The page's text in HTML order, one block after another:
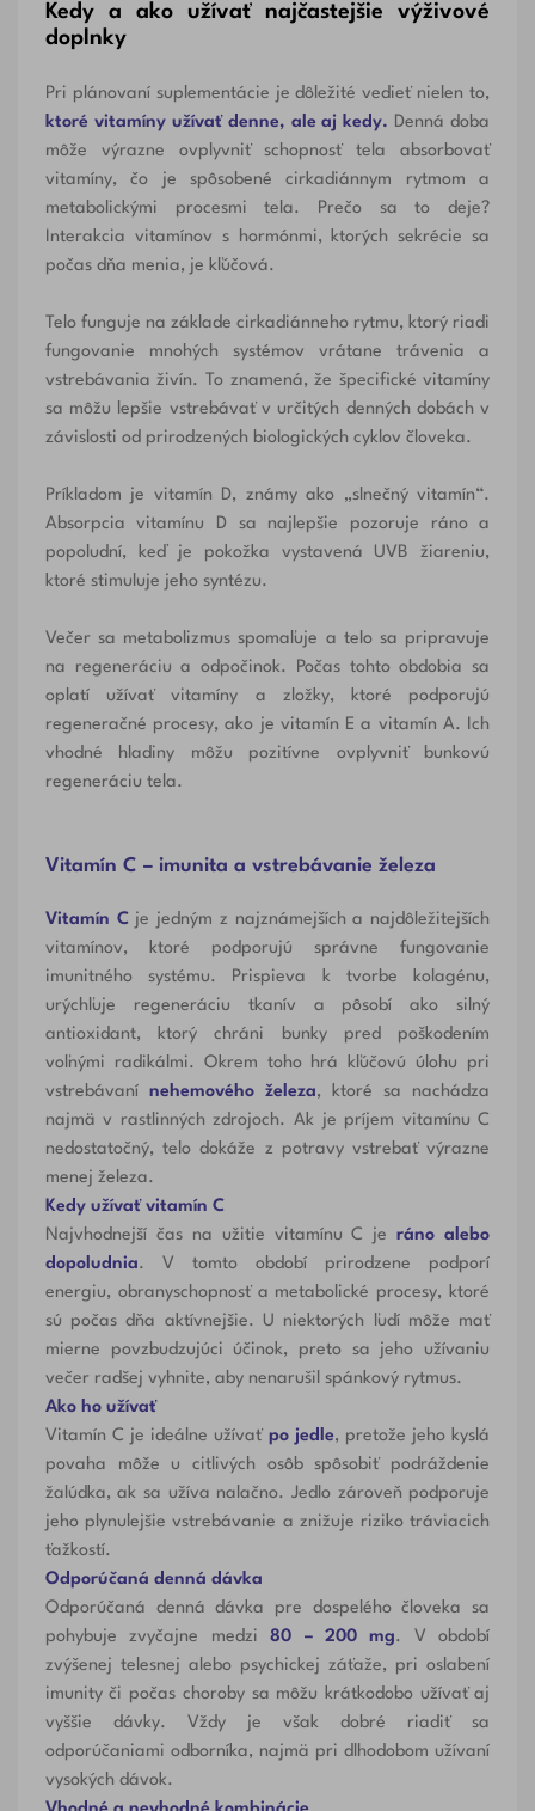
Kedy a ako užívať najčastejšie výživové
doplnky
Pri plánovaní suplementácie je dôležité vedieť nielen to,
ktoré vitamíny užívať denne, ale aj kedy. Denná doba
môže výrazne ovplyvniť schopnosť tela absorbovať
vitamíny, čo je spôsobené cirkadiánnym rytmom a
metabolickými procesmi tela. Prečo sa to deje?
Interakcia vitamínov s hormónmi, ktorých sekrécie sa
počas dňa menia, je kľúčová.
Telo funguje na základe cirkadiánneho rytmu, ktorý riadi
fungovanie mnohých systémov vrátane trávenia a
vstrebávania živín. To znamená, že špecifické vitamíny
sa môžu lepšie vstrebávať v určitých denných dobách v
závislosti od prirodzených biologických cyklov človeka.
Príkladom je vitamín D, známy ako „slnečný vitamín“.
Absorpcia vitamínu D sa najlepšie pozoruje ráno a
popoludní, keď je pokožka vystavená UVB žiareniu,
ktoré stimuluje jeho syntézu.
Večer sa metabolizmus spomaľuje a telo sa pripravuje
na regeneráciu a odpočinok. Počas tohto obdobia sa
oplatí užívať vitamíny a zložky, ktoré podporujú
regeneračné procesy, ako je vitamín E a vitamín A. Ich
vhodné hladiny môžu pozitívne ovplyvniť bunkovú
regeneráciu tela.
Vitamín C – imunita a vstrebávanie železa
Vitamín C je jedným z najznámejších a najdôležitejších
vitamínov, ktoré podporujú správne fungovanie
imunitného systému. Prispieva k tvorbe kolagénu,
urýchľuje regeneráciu tkanív a pôsobí ako silný
antioxidant, ktorý chráni bunky pred poškodením
voľnými radikálmi. Okrem toho hrá kľúčovú úlohu pri
vstrebávaní nehemového železa, ktoré sa nachádza
najmä v rastlinných zdrojoch. Ak je príjem vitamínu C
nedostatočný, telo dokáže z potravy vstrebať výrazne
menej železa.
Kedy užívať vitamín C
Najvhodnejší čas na užitie vitamínu C jeráno alebo
dopoludnia. V tomto období prirodzene podporí
energiu, obranyschopnosť a metabolické procesy, ktoré
sú počas dňa aktívnejšie. U niektorých ľudí môže mať
mierne povzbudzujúci účinok, preto sa jeho užívaniu
večer radšej vyhnite, aby nenarušil spánkový rytmus.
Ako ho užívať
Vitamín C je ideálne užívať po jedle, pretože jeho kyslá
povaha môže u citlivých osôb spôsobiť podráždenie
žalúdka, ak sa užíva nalačno. Jedlo zároveň podporuje
jeho plynulejšie vstrebávanie a znižuje riziko tráviacich
ťažkostí.
Odporúčaná denná dávka
Odporúčaná denná dávka pre dospelého človeka sa
pohybuje zvyčajne medzi80 – 200 mg. V období
zvýšenej telesnej alebo psychickej záťaže, pri oslabení
imunity či počas choroby sa môžu krátkodobo užívať aj
vyššie dávky. Vždy je však dobré riadiť sa
odporúčaniami odborníka, najmä pri dlhodobom užívaní
vysokých dávok.